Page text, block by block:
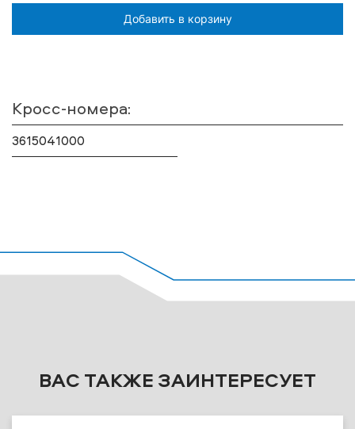
Добавить в корзину
Кросс-номера:
3615041000
ВАС ТАКЖЕ ЗАИНТЕРЕСУЕТ